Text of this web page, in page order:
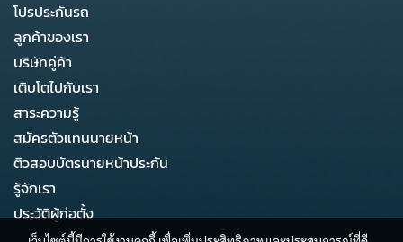
โปรประกันรถ
ลูกค้าของเรา
บริษัทคู่ค้า
เติบโตไปกับเรา
สาระความรู้
สมัครตัวแทนนายหน้า
ติวสอบบัตรนายหน้าประกัน
รู้จักเรา
ประวัติผู้ก่อตั้ง